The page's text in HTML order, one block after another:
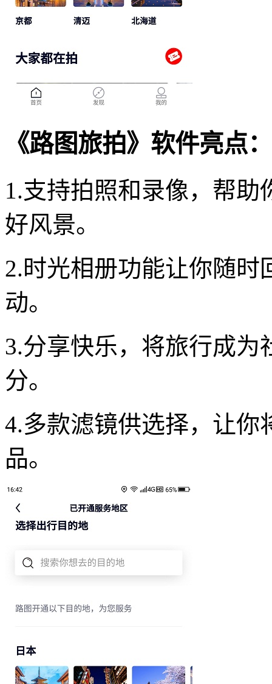
《路图旅拍》软件亮点：
1.支持拍照和录像，帮
好风景。
2.时光相册功能让你随
动。
3.分享快乐，将旅行成为
分。
4.多款滤镜供选择，让你
品。